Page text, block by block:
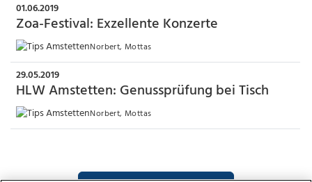
01.06.2019
Zoa-Festival: Exzellente Konzerte
Norbert, Mottas
29.05.2019
HLW Amstetten: Genussprüfung bei Tisch
Norbert, Mottas